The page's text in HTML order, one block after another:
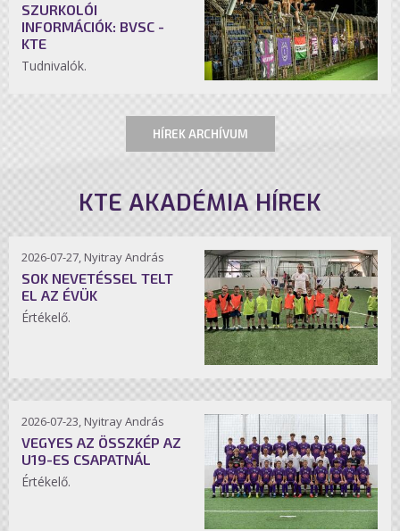
SZURKOLÓI
INFORMÁCIÓK: BVSC -
KTE
Tudnivalók.
HÍREK ARCHÍVUM
KTE AKADÉMIA HÍREK
2026-07-27, Nyitray András
SOK NEVETÉSSEL TELT
EL AZ ÉVÜK
Értékelő.
2026-07-23, Nyitray András
VEGYES AZ ÖSSZKÉP AZ
U19-ES CSAPATNÁL
Értékelő.